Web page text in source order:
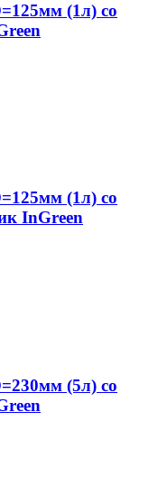
(1л) со
(1л) со
InGreen
(5л) со